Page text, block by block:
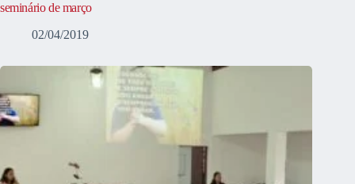
seminário de março
02/04/2019